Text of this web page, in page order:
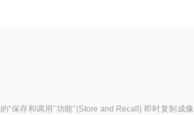
“保存和调用"功能"(Store and Recall) 即时复制成